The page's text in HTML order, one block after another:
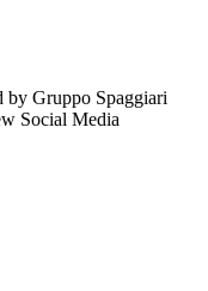
by Gruppo Spaggiari
Social Media